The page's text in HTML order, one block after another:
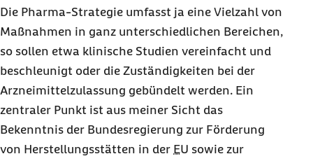
Die Pharma-Strategie umfasst ja eine Vielzahl von
Maßnahmen in ganz unterschiedlichen Bereichen,
so sollen etwa klinische Studien vereinfacht und
beschleunigt oder die Zuständigkeiten bei der
Arzneimittelzulassung gebündelt werden. Ein
zentraler Punkt ist aus meiner Sicht das
Bekenntnis der Bundesregierung zur Förderung
von Herstellungsstätten in der EU sowie zur